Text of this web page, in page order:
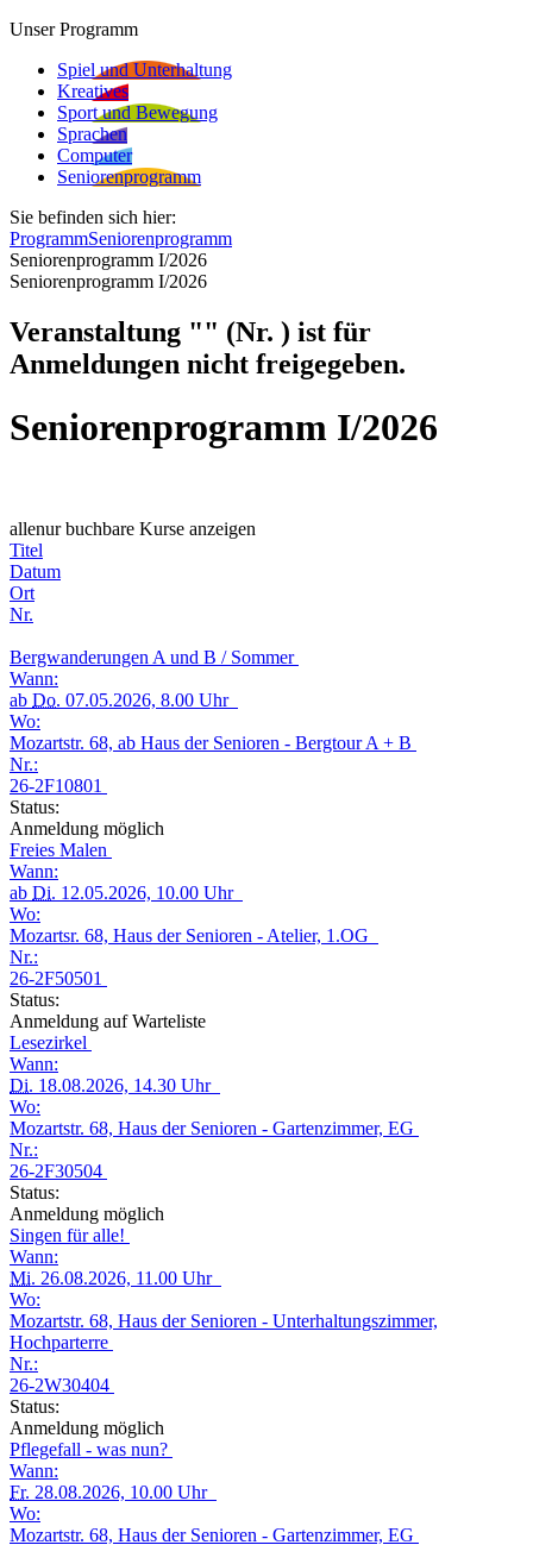
Unser Programm
Spiel und Unterhaltung
Kreatives
Sport und Bewegung
Sprachen
Computer
Seniorenprogramm
Sie befinden sich hier:
ProgrammSeniorenprogramm
Seniorenprogramm I/2026
Seniorenprogramm I/2026
Veranstaltung "" (Nr. ) ist für
Anmeldungen nicht freigegeben.
Seniorenprogramm I/2026
allenur buchbare Kurse anzeigen
Titel
Datum
Ort
Nr.
Bergwanderungen A und B / Sommer
Wann:
ab Do. 07.05.2026, 8.00 Uhr
Wo:
Mozartstr. 68, ab Haus der Senioren - Bergtour A + B
Nr.:
26-2F10801
Status:
Anmeldung möglich
Freies Malen
Wann:
ab Di. 12.05.2026, 10.00 Uhr
Wo:
Mozartsr. 68, Haus der Senioren - Atelier, 1.OG
Nr.:
26-2F50501
Status:
Anmeldung auf Warteliste
Lesezirkel
Wann:
Di. 18.08.2026, 14.30 Uhr
Wo:
Mozartstr. 68, Haus der Senioren - Gartenzimmer, EG
Nr.:
26-2F30504
Status:
Anmeldung möglich
Singen für alle!
Wann:
Mi. 26.08.2026, 11.00 Uhr
Wo:
Mozartstr. 68, Haus der Senioren - Unterhaltungszimmer,
Hochparterre
Nr.:
26-2W30404
Status:
Anmeldung möglich
Pflegefall - was nun?
Wann:
Fr. 28.08.2026, 10.00 Uhr
Wo:
Mozartstr. 68, Haus der Senioren - Gartenzimmer, EG